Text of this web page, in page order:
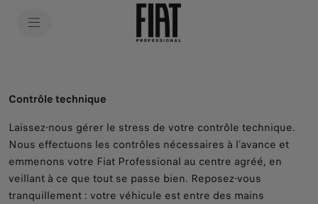
Contrôle technique
Laissez-nous gérer le stress de votre contrôle technique.
Nous effectuons les contrôles nécessaires à l'avance et
emmenons votre Fiat Professional au centre agréé, en
veillant à ce que tout se passe bien. Reposez-vous
tranquillement : votre véhicule est entre des mains